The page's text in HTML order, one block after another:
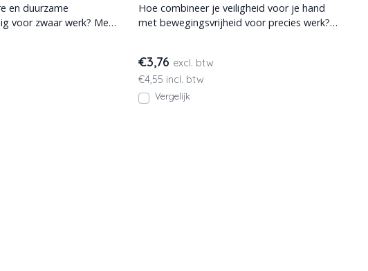
en duurzame
voor zwaar werk? Met
Hoe combineer je veiligheid voor je hand
met bewegingsvrijheid voor precies werk?
€3,76 excl. btw
€4,55 incl. btw
Vergelijk